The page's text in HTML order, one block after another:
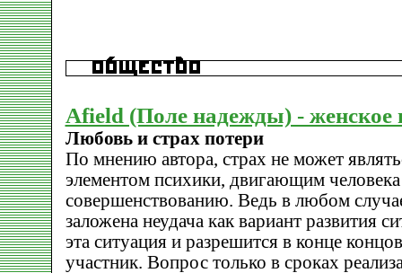
Afield (Поле надежды) - женское
Любовь и страх потери
По мнению автора, страх не может
элементом психики, двигающим
совершенствованию. Ведь в любом
заложена неудача как вариант развития
эта ситуация и разрешится в конце
участник. Вопрос только в сроках